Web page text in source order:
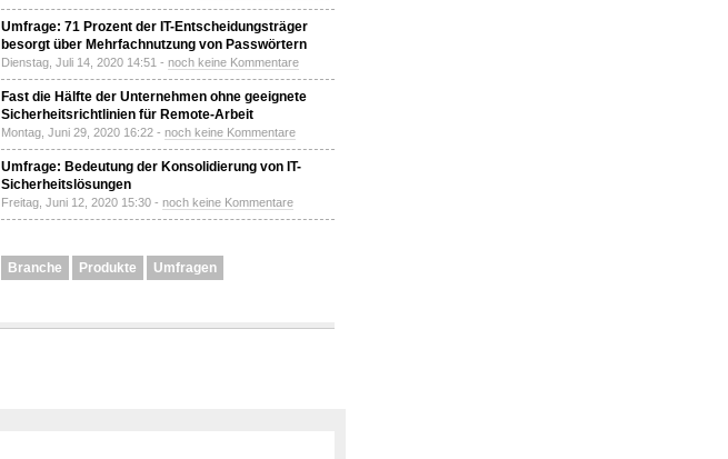
Umfrage: 71 Prozent der IT-Entscheidungsträger
besorgt über Mehrfachnutzung von Passwörtern
Dienstag, Juli 14, 2020 14:51 - noch keine Kommentare
Fast die Hälfte der Unternehmen ohne geeignete
Sicherheitsrichtlinien für Remote-Arbeit
Montag, Juni 29, 2020 16:22 - noch keine Kommentare
Umfrage: Bedeutung der Konsolidierung von IT-
Sicherheitslösungen
Freitag, Juni 12, 2020 15:30 - noch keine Kommentare
Branche Produkte Umfragen